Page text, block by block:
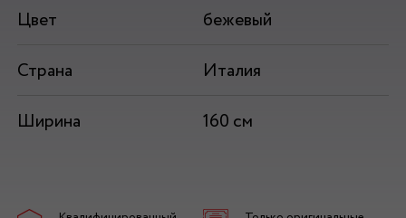
Цвет
бежевый
Страна
Италия
Ширина
160 см